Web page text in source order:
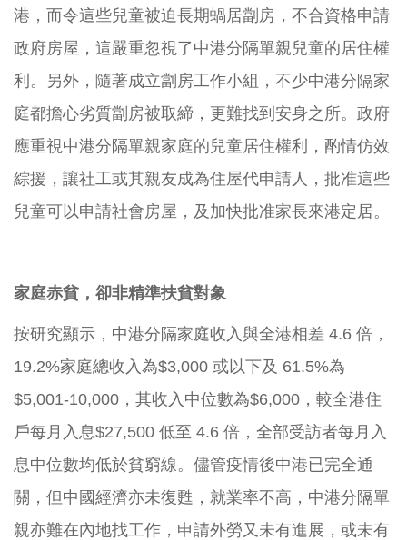
港，而令這些兒童被迫長期蝸居劏房，不合資格申請
政府房屋，這嚴重忽視了中港分隔單親兒童的居住權
利。另外，隨著成立劏房工作小組，不少中港分隔家
庭都擔心劣質劏房被取締，更難找到安身之所。政府
應重視中港分隔單親家庭的兒童居住權利，酌情仿效
綜援，讓社工或其親友成為住屋代申請人，批准這些
兒童可以申請社會房屋，及加快批准家長來港定居。
家庭赤貧，卻非精準扶貧對象
按研究顯示，中港分隔家庭收入與全港相差 4.6 倍，
19.2%家庭總收入為$3,000 或以下及 61.5%為
$5,001-10,000，其收入中位數為$6,000，較全港住
戶每月入息$27,500 低至 4.6 倍，全部受訪者每月入
息中位數均低於貧窮線。儘管疫情後中港已完全通
關，但中國經濟亦未復甦，就業率不高，中港分隔單
親亦難在內地找工作，申請外勞又未有進展，或未有